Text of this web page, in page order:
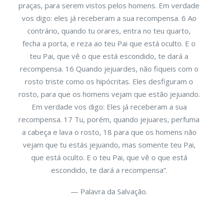
praças, para serem vistos pelos homens. Em verdade
vos digo: eles já receberam a sua recompensa. 6 Ao
contrário, quando tu orares, entra no teu quarto,
fecha a porta, e reza ao teu Pai que está oculto. E o
teu Pai, que vê o que está escondido, te dará a
recompensa. 16 Quando jejuardes, não fiqueis com o
rosto triste como os hipócritas. Eles desfiguram o
rosto, para que os homens vejam que estão jejuando.
Em verdade vos digo: Eles já receberam a sua
recompensa. 17 Tu, porém, quando jejuares, perfuma
a cabeça e lava o rosto, 18 para que os homens não
vejam que tu estás jejuando, mas somente teu Pai,
que está oculto. E o teu Pai, que vê o que está
escondido, te dará a recompensa”.
— Palavra da Salvação.